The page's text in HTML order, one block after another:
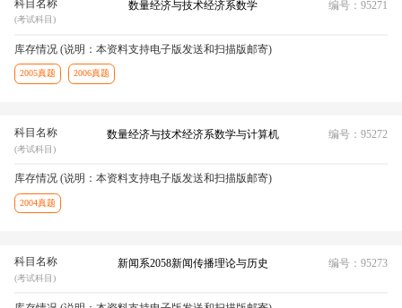
科目名称
(考试科目)
数量经济与技术经济系数学 编号：95271
库存情况 (说明：本资料支持电子版发送和扫描版邮寄)
2005真题 2006真题
科目名称
(考试科目)
数量经济与技术经济系数学与计算机 编号：95272
库存情况 (说明：本资料支持电子版发送和扫描版邮寄)
2004真题
科目名称
(考试科目)
新闻系2058新闻传播理论与历史 编号：95273